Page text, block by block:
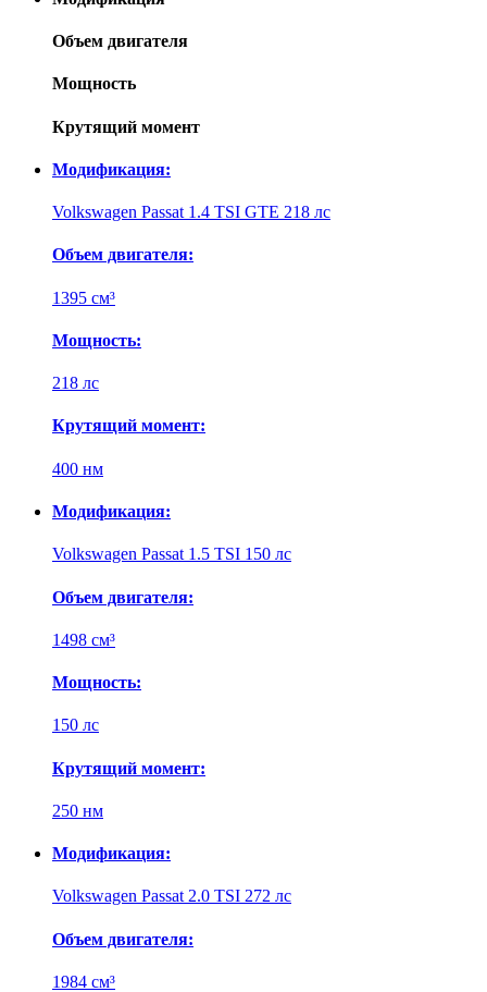
Объем двигателя
Мощность
Крутящий момент
Модификация:
Volkswagen Passat 1.4 TSI GTE 218 лс
Объем двигателя:
1395 см³
Мощность:
218 лс
Крутящий момент:
400 нм
Модификация:
Volkswagen Passat 1.5 TSI 150 лс
Объем двигателя:
1498 см³
Мощность:
150 лс
Крутящий момент:
250 нм
Модификация:
Volkswagen Passat 2.0 TSI 272 лс
Объем двигателя:
1984 см³